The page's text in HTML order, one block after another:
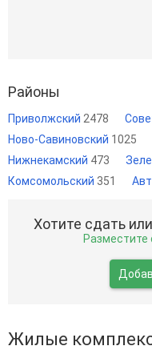
Районы
Приволжский 2478
Ново-Савиновский 1025
Нижнекамский 473
Комсомольский 351
Хотите сдать
Разместите
Жилые